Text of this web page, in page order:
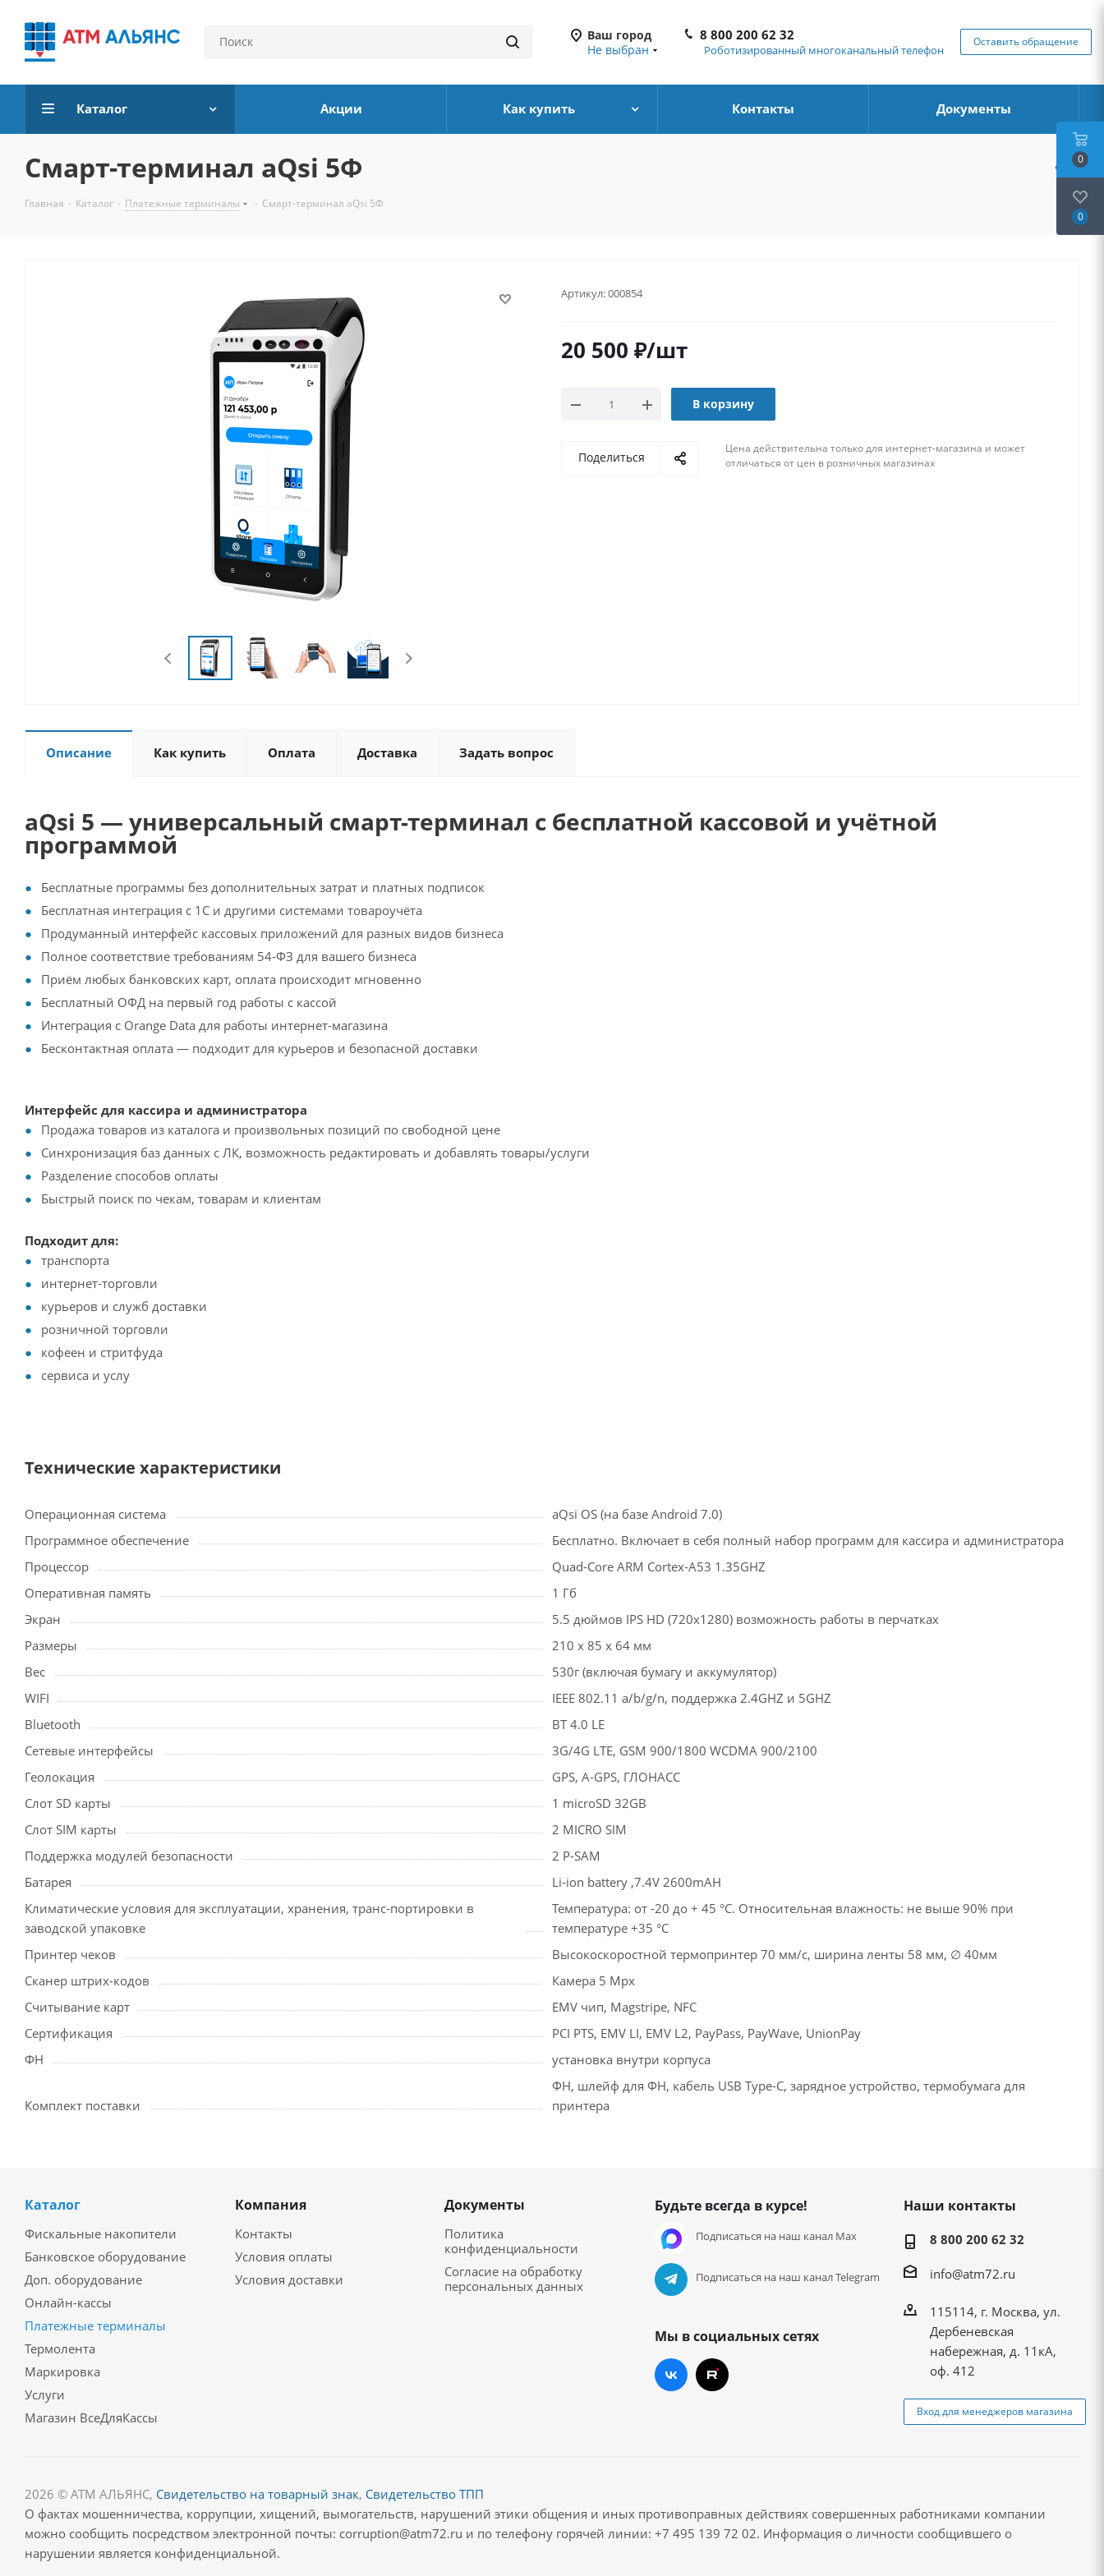
Ваш город
Не выбран
8 800 200 62 32
Роботизированный многоканальный телефон
Оставить обращение
Каталог Акции Как купить Контакты Документы
Смарт-терминал aQsi 5Ф
Главная - Каталог - Платежные терминалы - Смарт-терминал aQsi 5Ф
Артикул:000854
20 500 ₽/шт
В корзину
Поделиться
Цена действительна только для интернет-магазина и может
отличаться от цен в розничных магазинах
Описание Как купить Оплата Доставка Задать вопрос
aQsi 5 — универсальный смарт-терминал с бесплатной кассовой и учётной
программой
Бесплатные программы без дополнительных затрат и платных подписок
Бесплатная интеграция с 1С и другими системами товароучёта
Продуманный интерфейс кассовых приложений для разных видов бизнеса
Полное соответствие требованиям 54-ФЗ для вашего бизнеса
Приём любых банковских карт, оплата происходит мгновенно
Бесплатный ОФД на первый год работы с кассой
Интеграция с Orange Data для работы интернет-магазина
Бесконтактная оплата — подходит для курьеров и безопасной доставки
Интерфейс для кассира и администратора
Продажа товаров из каталога и произвольных позиций по свободной цене
Синхронизация баз данных с ЛК, возможность редактировать и добавлять товары/услуги
Разделение способов оплаты
Быстрый поиск по чекам, товарам и клиентам
Подходит для:
транспорта
интернет-торговли
курьеров и служб доставки
розничной торговли
кофеен и стритфуда
сервиса и услу
Технические характеристики
Операционная система
aQsi OS (на базе Android 7.0)
Программное обеспечение
Бесплатно. Включает в себя полный набор программ для кассира и администратора
Процессор
Quad-Core ARM Cortex-A53 1.35GHZ
Оперативная память
1 Гб
Экран
5.5 дюймов IPS HD (720x1280) возможность работы в перчатках
Размеры
210 x 85 x 64 мм
Вес
530г (включая бумагу и аккумулятор)
WIFI
IEEE 802.11 a/b/g/n, поддержка 2.4GHZ и 5GHZ
Bluetooth
BT 4.0 LE
Сетевые интерфейсы
3G/4G LTE, GSM 900/1800 WCDMA 900/2100
Геолокация
GPS, A-GPS, ГЛОНАСС
Слот SD карты
1 microSD 32GB
Cлот SIM карты
2 MICRO SIM
Поддержка модулей безопасности
2 P-SAM
Батарея
Li-ion battery ,7.4V 2600mAH
Климатические условия для эксплуатации, хранения, транс-портировки в
заводской упаковке
Температура: от -20 до + 45 °C. Относительная влажность: не выше 90% при
температуре +35 °C
Принтер чеков
Высокоскоростной термопринтер 70 мм/с, ширина ленты 58 мм, ∅ 40мм
Сканер штрих-кодов
Камера 5 Mpx
Считывание карт
EMV чип, Magstripe, NFC
Cертификация
PCI PTS, EMV LI, EMV L2, PayPass, PayWave, UnionPay
ФН
установка внутри корпуса
Комплект поставки
ФН, шлейф для ФН, кабель USB Type-C, зарядное устройство, термобумага для
принтера
Каталог
Фискальные накопители
Банковское оборудование
Доп. оборудование
Онлайн-кассы
Платежные терминалы
Термолента
Маркировка
Услуги
Магазин ВсеДляКассы
Компания
Контакты
Условия оплаты
Условия доставки
Документы
Политика
конфиденциальности
Согласие на обработку
персональных данных
Будьте всегда в курсе!
Подписаться на наш канал Max
Подписаться на наш канал Telegram
Мы в социальных сетях
Наши контакты
8 800 200 62 32
info@atm72.ru
115114, г. Москва, ул.
Дербеневская
набережная, д. 11кА,
оф. 412
Вход для менеджеров магазина
2026 © АТМ АЛЬЯНС, Свидетельство на товарный знак, Свидетельство ТПП
О фактах мошенничества, коррупции, хищений, вымогательств, нарушений этики общения и иных противоправных действиях совершенных работниками компании
можно сообщить посредством электронной почты: corruption@atm72.ru и по телефону горячей линии: +7 495 139 72 02. Информация о личности сообщившего о
нарушении является конфиденциальной.
0
0